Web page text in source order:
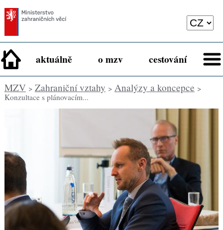
aktuálně o mzv cestování
MZV> Zahraniční vztahy > Analýzy a koncepce >
Konzultace s plánovacím...